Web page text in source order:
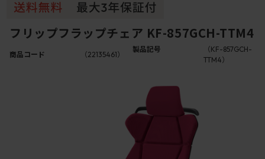
フリップフラップチェア KF-857GCH-TTM4
商品コード （22135461）
製品記号
（KF-857GCH-
TTM4）